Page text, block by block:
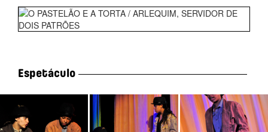
Espetáculo